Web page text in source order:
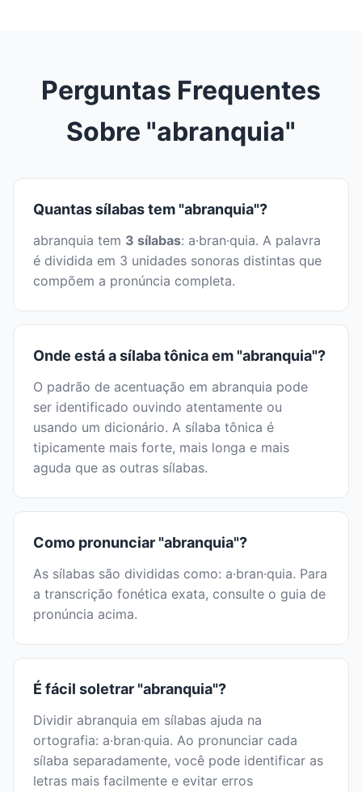
Perguntas Frequentes
Sobre "abranquia"
Quantas sílabas tem "abranquia"?
abranquia tem 3 sílabas: a·bran·quia. A palavra
é dividida em 3 unidades sonoras distintas que
compõem a pronúncia completa.
Onde está a sílaba tônica em "abranquia"?
O padrão de acentuação em abranquia pode
ser identificado ouvindo atentamente ou
usando um dicionário. A sílaba tônica é
tipicamente mais forte, mais longa e mais
aguda que as outras sílabas.
Como pronunciar "abranquia"?
As sílabas são divididas como: a·bran·quia. Para
a transcrição fonética exata, consulte o guia de
pronúncia acima.
É fácil soletrar "abranquia"?
Dividir abranquia em sílabas ajuda na
ortografia: a·bran·quia. Ao pronunciar cada
sílaba separadamente, você pode identificar as
letras mais facilmente e evitar erros